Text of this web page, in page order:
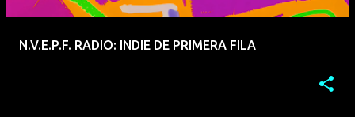
N.V.E.P.F. RADIO: INDIE DE PRIMERA FILA